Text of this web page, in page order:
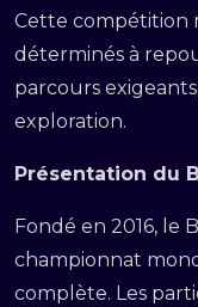
Cette compétition
déterminés à
parcours
exploration.
Présentation du
Fondé en 2016, le
championnat
complète. Les